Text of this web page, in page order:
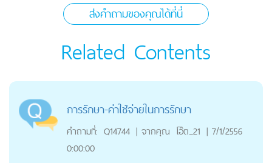
ส่งคำถามของคุณได้ที่นี่
Related Contents
การรักษา-ค่าใช้จ่ายในการรักษา
คำถามที่: Q14744 | จากคุณ โอ๊ต_21 | 7/1/2556
0:00:00